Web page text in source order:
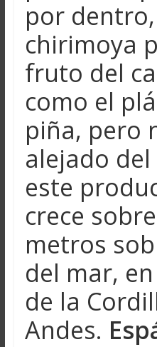
por
chirimoya
fruto del
como el
piña, pero
alejado
este
crece
metros
del mar,
de la
Andes.